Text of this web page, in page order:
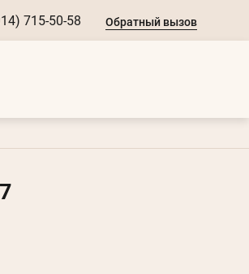
715-50-58 Обратный вызов